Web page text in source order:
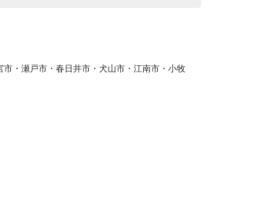
・瀬戸市・春日井市・犬山市・江南市・小牧